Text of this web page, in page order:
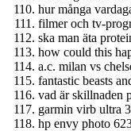
hur många
filmer och tv-
ska man äta
how could this
a.c. milan vs
fantastic beasts
vad är skillnaden
garmin virb ultra
hp envy photo